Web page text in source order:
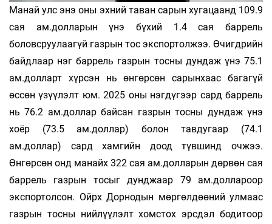
Манай улс энэ оны эхний таван сарын хугацаанд 109.9
сая ам.долларын үнэ бүхий 1.4 сая баррель
боловсруулаагүй газрын тос экспортолжээ. Өчигдрийн
байдлаар нэг баррель газрын тосны дундаж үнэ 75.1
ам.долларт хүрсэн нь өнгөрсөн сарынхаас багагүй
өссөн үзүүлэлт юм. 2025 оны нэгдүгээр сард баррель
нь 76.2 ам.доллар байсан газрын тосны дундаж үнэ
хоёр (73.5 ам.доллар) болон тавдугаар (74.1
ам.доллар) сард хамгийн доод түвшинд очжээ.
Өнгөрсөн онд манайх 322 сая ам.долларын дөрвөн сая
баррель газрын тосыг дунджаар 79 ам.доллароор
экспортолсон. Ойрх Дорнодын мөргөлдөөний улмаас
газрын тосны нийлүүлэлт хомстох эрсдэл бодитоор